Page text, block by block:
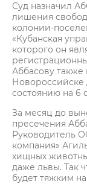
Суд назначил
лишения
колонии-
«Кубанская
которого он
Аббасову также
Новороссийске
состоянию на 6
За месяц до
пресечения
Руководитель
компания»
хищных
даже львы. Так
будет тяжким